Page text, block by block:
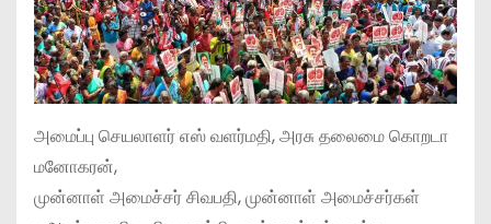
அமைப்பு செயலாளர் எஸ் வளர்மதி, அரசு தலைமை கொறடா
மனோகரன்,
முன்னாள் அமைச்சர் சிவபதி, முன்னாள் அமைச்சர்கள்